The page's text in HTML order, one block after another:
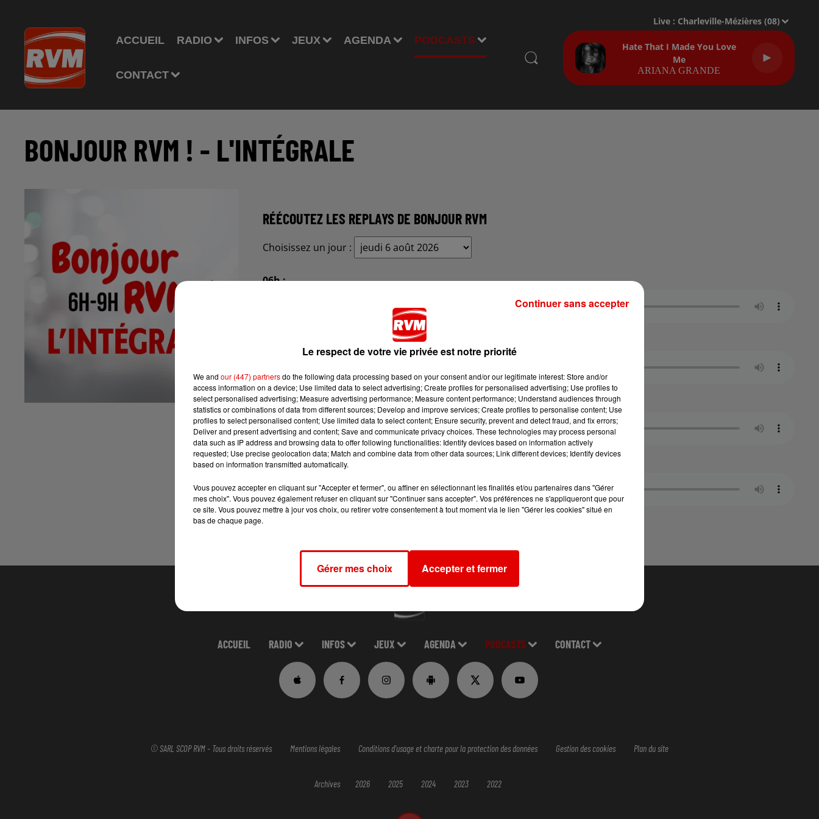
ACCUEIL RADIO INFOS JEUX AGENDA PODCASTS
CONTACT
Live : Charleville-Mézières (08)
Hate That I Made You Love
Me
ARIANA GRANDE
BONJOUR RVM ! - L'INTÉGRALE
RÉÉCOUTEZ LES REPLAYS DE BONJOUR RVM
Choisissez un jour :
06h :
08h :
09h :
ACCUEIL RADIO INFOS JEUX AGENDA PODCASTS CONTACT
© SARL SCOP RVM - Tous droits réservés Mentions légales Conditions d'usage et charte pour la protection des données Gestion des cookies Plan du site
Archives 2026 2025 2024 2023 2022
Le respect de votre vie privée est notre priorité
We and our (447) partnersdo the following data processing based on your consent and/or our legitimate interest: Store and/or
access information on a device; Use limited data to select advertising; Create profiles for personalised advertising; Use profiles to
select personalised advertising; Measure advertising performance; Measure content performance; Understand audiences through
statistics or combinations of data from different sources; Develop and improve services; Create profiles to personalise content; Use
profiles to select personalised content; Use limited data to select content; Ensure security, prevent and detect fraud, and fix errors;
Deliver and present advertising and content; Save and communicate privacy choices. These technologies may process personal
data such as IP address and browsing data to offer following functionalities: Identify devices based on information actively
requested; Use precise geolocation data; Match and combine data from other data sources; Link different devices; Identify devices
based on information transmitted automatically.
Vous pouvez accepter en cliquant sur "Accepter et fermer", ou affiner en sélectionnant les finalités et/ou partenaires dans "Gérer
mes choix". Vous pouvez également refuser en cliquant sur "Continuer sans accepter". Vos préférences ne s'appliqueront que pour
ce site. Vous pouvez mettre à jour vos choix, ou retirer votre consentement à tout moment via le lien "Gérer les cookies" situé en
bas de chaque page.
Gérer mes choix Accepter et fermer
Continuer sans accepter